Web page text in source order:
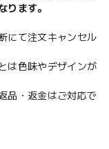
ります。
にて注文キャンセル
は色味やデザインが
品・返金はご対応で